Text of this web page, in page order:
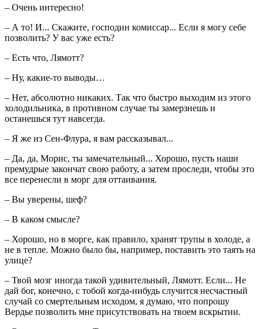
– Очень интересно!
– А то! И... Скажите, господин комиссар... Если я могу себе
позволить? У вас уже есть?
– Есть что, Лямотт?
– Ну, какие-то выводы…
– Нет, абсолютно никаких. Так что быстро выходим из этого
холодильника, в противном случае ты замерзнешь и
останешься тут навсегда.
– Я же из Сен-Флура, я вам рассказывал...
– Да, да, Морис, ты замечательный... Хорошо, пусть наши
премудрые закончат свою работу, а затем проследи, чтобы это
все перенесли в морг для оттаивания.
– Вы уверены, шеф?
– В каком смысле?
– Хорошо, но в морге, как правило, хранят трупы в холоде, а
не в тепле. Можно было бы, например, поставить это таять на
улице?
– Твой мозг иногда такой удивительный, Лямотт. Если... Не
дай бог, конечно, с тобой когда-нибудь случится несчастный
случай со смертельным исходом, я думаю, что попрошу
Вердье позволить мне присутствовать на твоем вскрытии.